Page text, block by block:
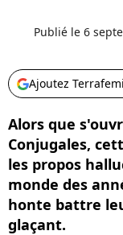
Publié le 6
Ajoutez
Alors que
Conjugales,
les propos
monde des
honte battre
glaçant.